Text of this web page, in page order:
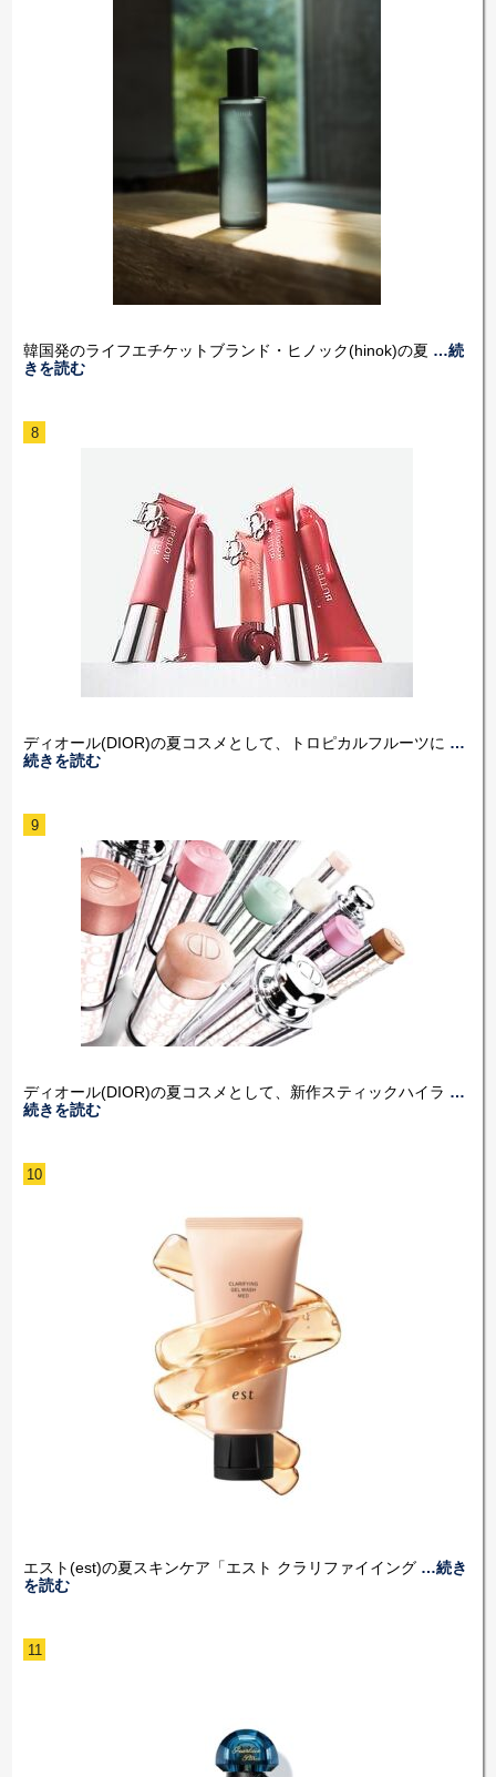
韓国発のライフエチケットブランド・ヒノック(hinok)の夏 …続
きを読む
8
ディオール(DIOR)の夏コスメとして、トロピカルフルーツに …
続きを読む
9
ディオール(DIOR)の夏コスメとして、新作スティックハイラ …
続きを読む
10
エスト(est)の夏スキンケア「エスト クラリファイイング …続き
を読む
11